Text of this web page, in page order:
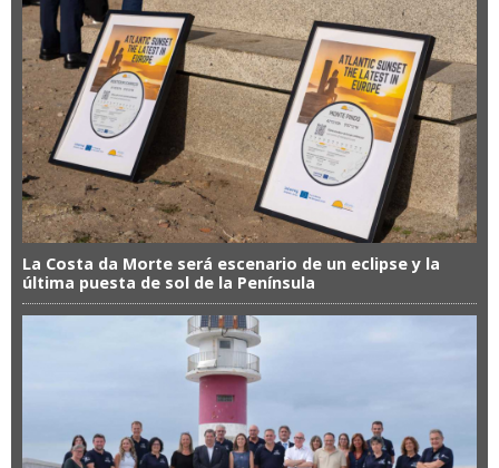
La Costa da Morte será escenario de un eclipse y la
última puesta de sol de la Península